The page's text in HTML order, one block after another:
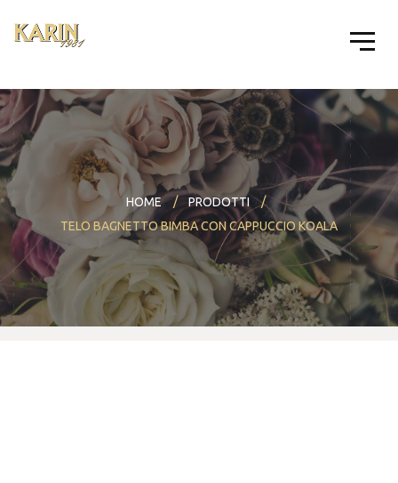
HOME
PRODOTTI
TELO BAGNETTO BIMBA CON CAPPUCCIO KOALA